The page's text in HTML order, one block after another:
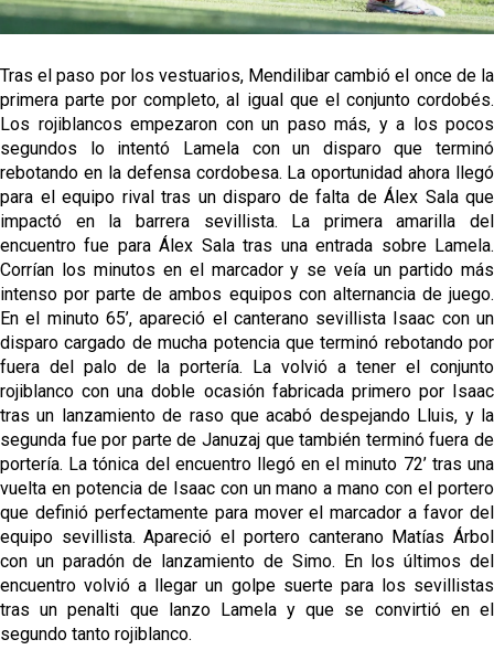
Tras el paso por los vestuarios, Mendilibar cambió el once de la
primera parte por completo, al igual que el conjunto cordobés.
Los rojiblancos empezaron con un paso más, y a los pocos
segundos lo intentó Lamela con un disparo que terminó
rebotando en la defensa cordobesa. La oportunidad ahora llegó
para el equipo rival tras un disparo de falta de Álex Sala que
impactó en la barrera sevillista. La primera amarilla del
encuentro fue para Álex Sala tras una entrada sobre Lamela.
Corrían los minutos en el marcador y se veía un partido más
intenso por parte de ambos equipos con alternancia de juego.
En el minuto 65’, apareció el canterano sevillista Isaac con un
disparo cargado de mucha potencia que terminó rebotando por
fuera del palo de la portería. La volvió a tener el conjunto
rojiblanco con una doble ocasión fabricada primero por Isaac
tras un lanzamiento de raso que acabó despejando Lluis, y la
segunda fue por parte de Januzaj que también terminó fuera de
portería. La tónica del encuentro llegó en el minuto 72’ tras una
vuelta en potencia de Isaac con un mano a mano con el portero
que definió perfectamente para mover el marcador a favor del
equipo sevillista. Apareció el portero canterano Matías Árbol
con un paradón de lanzamiento de Simo. En los últimos del
encuentro volvió a llegar un golpe suerte para los sevillistas
tras un penalti que lanzo Lamela y que se convirtió en el
segundo tanto rojiblanco.